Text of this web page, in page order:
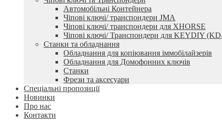
Автомобільні Контейнера
Чіпові ключі/ транспондери JMA
Чіпові ключі/ транспондери для XHORSE
Чіпові ключі/ Транспондери для KEYDIY
Станки та обладнання
Обладнання для копіювання іммобілайзерів
Обладнання для Домофонних ключів
Станки
Фрези та аксесуари
Спеціальні пропозиції
Новинки
Про нас
Контакти